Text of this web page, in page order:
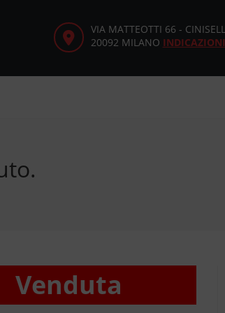
VIA MATTEOTTI 66 -
20092 MILANO INDICAZIONI
Venduta